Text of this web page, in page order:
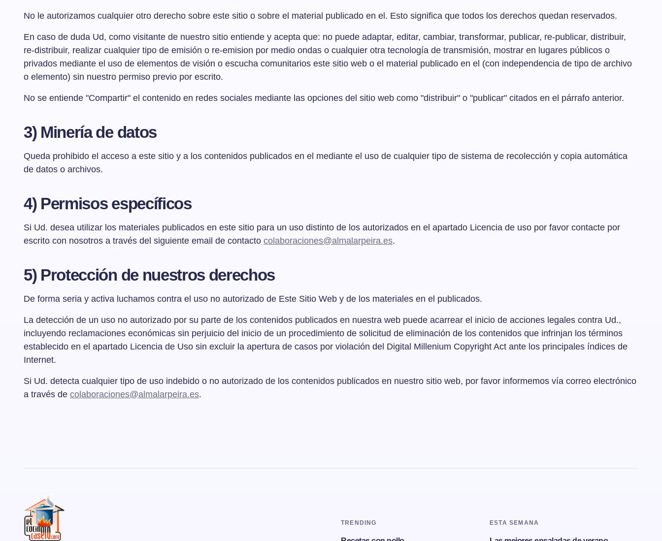
No le autorizamos cualquier otro derecho sobre este sitio o sobre el material publicado en el. Esto significa que todos los derechos quedan reservados.
En caso de duda Ud, como visitante de nuestro sitio entiende y acepta que: no puede adaptar, editar, cambiar, transformar, publicar, re-publicar, distribuir,
re-distribuir, realizar cualquier tipo de emisión o re-emision por medio ondas o cualquier otra tecnología de transmisión, mostrar en lugares públicos o
privados mediante el uso de elementos de visión o escucha comunitarios este sitio web o el material publicado en el (con independencia de tipo de archivo
o elemento) sin nuestro permiso previo por escrito.
No se entiende "Compartir" el contenido en redes sociales mediante las opciones del sitio web como "distribuir" o "publicar" citados en el párrafo anterior.
3) Minería de datos
Queda prohibido el acceso a este sitio y a los contenidos publicados en el mediante el uso de cualquier tipo de sistema de recolección y copia automática
de datos o archivos.
4) Permisos específicos
Si Ud. desea utilizar los materiales publicados en este sitio para un uso distinto de los autorizados en el apartado Licencia de uso por favor contacte por
escrito con nosotros a través del siguiente email de contacto colaboraciones@almalarpeira.es.
5) Protección de nuestros derechos
De forma seria y activa luchamos contra el uso no autorizado de Este Sitio Web y de los materiales en el publicados.
La detección de un uso no autorizado por su parte de los contenidos publicados en nuestra web puede acarrear el inicio de acciones legales contra Ud.,
incluyendo reclamaciones económicas sin perjuicio del inicio de un procedimiento de solicitud de eliminación de los contenidos que infrinjan los términos
establecido en el apartado Licencia de Uso sin excluir la apertura de casos por violación del Digital Millenium Copyright Act ante los principales índices de
Internet.
Si Ud. detecta cualquier tipo de uso indebido o no autorizado de los contenidos publicados en nuestro sitio web, por favor informemos vía correo electrónico
a través de colaboraciones@almalarpeira.es.
TRENDING ESTA SEMANA